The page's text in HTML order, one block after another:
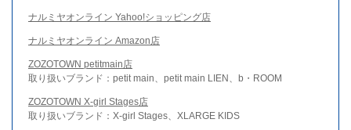
ナルミヤオンライン Yahoo!ショッピング店
ナルミヤオンライン Amazon店
ZOZOTOWN petitmain店
取り扱いブランド：petit main、petit main LIEN、b・ROOM
ZOZOTOWN X-girl Stages店
取り扱いブランド：X-girl Stages、XLARGE KIDS